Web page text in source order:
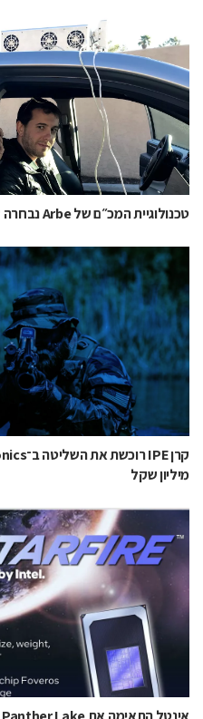
טכנולוגיית המכ״ם של Arbe נבחרה לתוכניות אזרחיות וביטחוניות
מיליון שקל